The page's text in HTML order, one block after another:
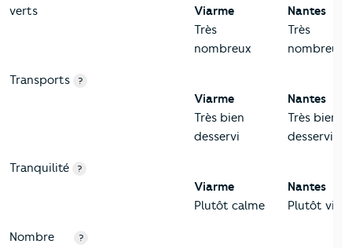
verts
Viarme
Très
nombreux
Nantes
Très
nombreux
Transports ?
Viarme
Très bien
desservi
Nantes
Très bien
desservi
Tranquilité ?
Viarme
Plutôt calme
Nantes
Plutôt
Nombre ?